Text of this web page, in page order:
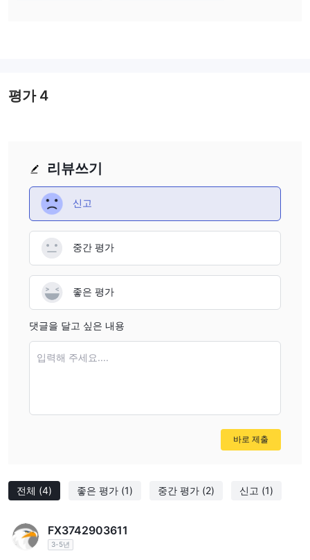
략하게 결론도 내리겠습니다.
제기합니다. 따라서 거래를 고려할 때 주의해야 합니다. CCIB .
참고: 투자할 때 주의하십시오. CCIB 현재 유효한 규제 라이선스를
보유하고 있지 않으며 사기 신고가 있기 때문입니다.
따라 다릅니다. 몇 가지 인기 있는 옵션은 다음과 같습니다.
TD 아메리트레이드: 광범위한 거래 상품, 고급 도구 및 기술, 우
수한 고객 지원을 원하는 미국 기반 거래자를 위한 것입니다.
OctaFX: 낮은 스프레드, 빠른 실행, 암호화폐를 포함한 다양한 거
래 수단을 우선시하는 모든 수준의 거래자에게 적합합니다.
한텍마켓: 경쟁력 있는 스프레드와 다양한 거래 플랫폼을 제공하며
궁극적으로 개인 트레이더를 위한 최고의 브로커는 특정 트레이딩
거래 CCIB 때문에 안전하지 않다.
정보 부족 및 유효한 규제 라이선스 부재 . 투자자는 그러한 중
한 조사를 수행해야 합니다. 투자의 안전을 보장하기 위해 평판이 좋
은 금융 당국에 의해 허가되고 규제되는 중개인을 선택하는 것이 좋
전체 (4) 좋은 평가 (1) 중간 평가 (2) 신고 (1)
FX3742903611
3-5년
리뷰쓰기
신고
중간 평가
좋은 평가
댓글을 달고 싶은 내용
입력해 주세요....
바로 제출
평가4